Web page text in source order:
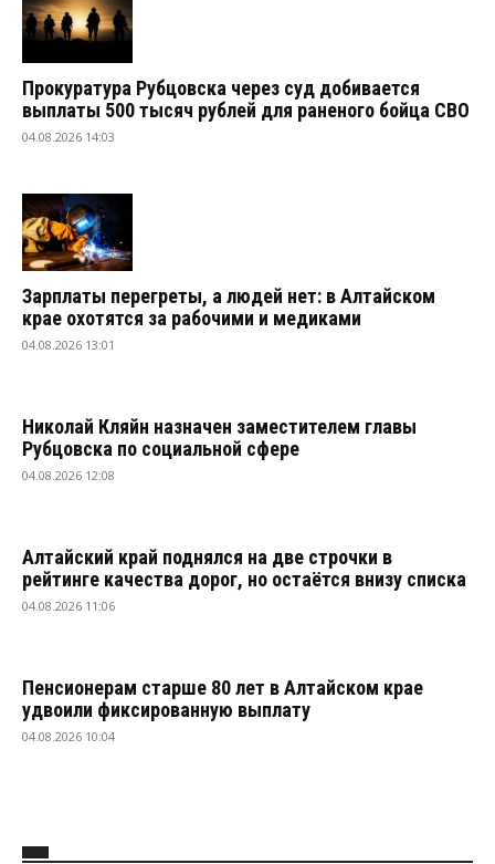
Прокуратура Рубцовска через суд добивается
выплаты 500 тысяч рублей для раненого бойца СВО
04.08.2026 14:03
Зарплаты перегреты, а людей нет: в Алтайском
крае охотятся за рабочими и медиками
04.08.2026 13:01
Николай Кляйн назначен заместителем главы
Рубцовска по социальной сфере
04.08.2026 12:08
Алтайский край поднялся на две строчки в
рейтинге качества дорог, но остаётся внизу списка
04.08.2026 11:06
Пенсионерам старше 80 лет в Алтайском крае
удвоили фиксированную выплату
04.08.2026 10:04